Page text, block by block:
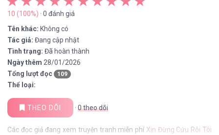
10 (100%) · 0 đánh giá
Tên khác: Không có
Tác giả: Đang cập nhật
Tình trạng: Đã hoàn thành
Ngày thêm 28/01/2026
Tổng lượt đọc
109
Thể loại:
THEO DÕI · 0theo dõi
Các đọc giả đang xem truyện tranh miễn phí Xin Đừng Cứu Rỗi Tôi